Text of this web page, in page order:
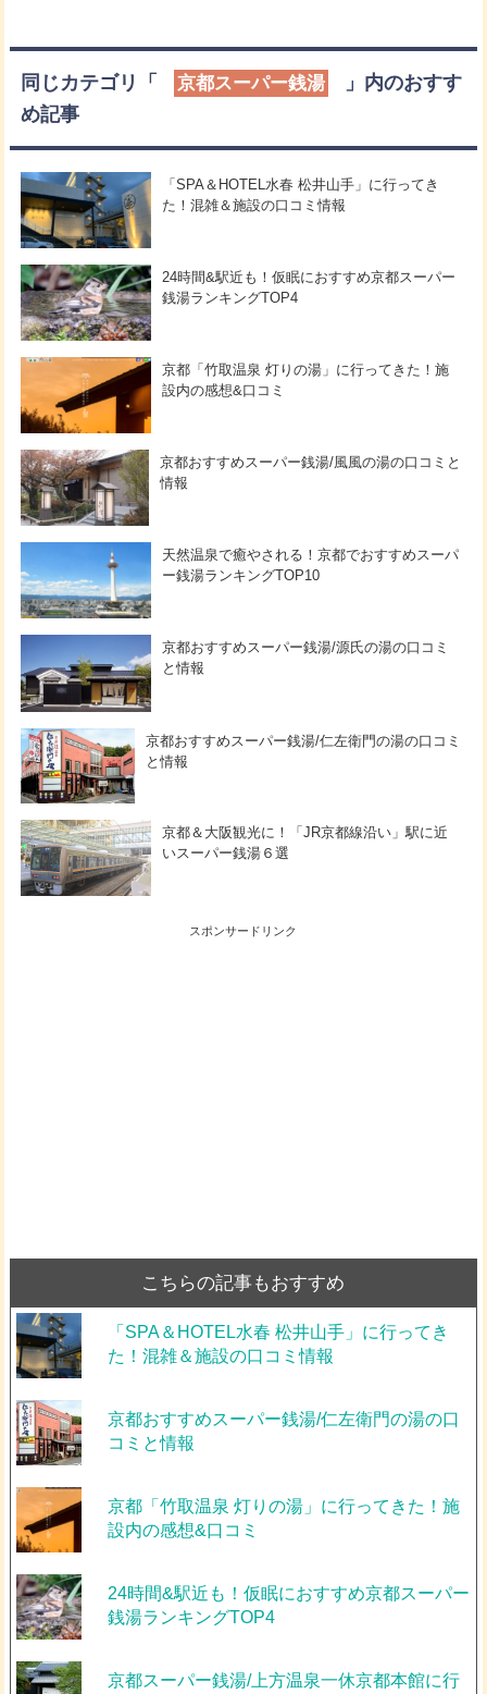
同じカテゴリ「 京都スーパー銭湯
」内のおすす
め記事
「SPA＆HOTEL水春 松井山手」に行ってき
た！混雑＆施設の口コミ情報
24時間&駅近も！仮眠におすすめ京都スーパー
銭湯ランキングTOP4
京都「竹取温泉 灯りの湯」に行ってきた！施
設内の感想&口コミ
京都おすすめスーパー銭湯/風風の湯の口コミと
情報
天然温泉で癒やされる！京都でおすすめスーパ
ー銭湯ランキングTOP10
京都おすすめスーパー銭湯/源氏の湯の口コミ
と情報
京都おすすめスーパー銭湯/仁左衛門の湯の口コミ
と情報
京都＆大阪観光に！「JR京都線沿い」駅に近
いスーパー銭湯６選
スポンサードリンク
こちらの記事もおすすめ
「SPA＆HOTEL水春 松井山手」に行ってき
た！混雑＆施設の口コミ情報
京都おすすめスーパー銭湯/仁左衛門の湯の口
コミと情報
京都「竹取温泉 灯りの湯」に行ってきた！施
設内の感想&口コミ
24時間&駅近も！仮眠におすすめ京都スーパー
銭湯ランキングTOP4
京都スーパー銭湯/上方温泉一休京都本館に行